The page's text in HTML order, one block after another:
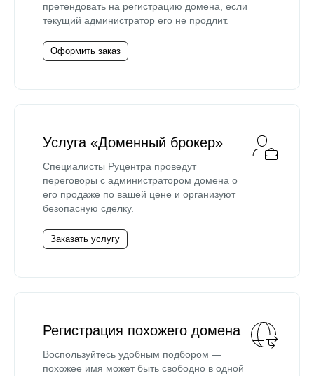
претендовать на регистрацию домена, если
текущий администратор его не продлит.
Оформить заказ
Услуга «Доменный брокер»
Специалисты Руцентра проведут
переговоры с администратором домена о
его продаже по вашей цене и организуют
безопасную сделку.
Заказать услугу
Регистрация похожего домена
Воспользуйтесь удобным подбором —
похожее имя может быть свободно в одной